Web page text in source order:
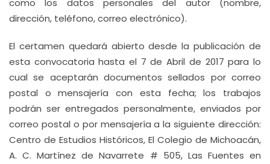
como los datos personales del autor (nombre,
dirección, teléfono, correo electrónico).
El certamen quedará abierto desde la publicación de
esta convocatoria hasta el 7 de Abril de 2017 para lo
cual se aceptarán documentos sellados por correo
postal o mensajería con esta fecha; los trabajos
podrán ser entregados personalmente, enviados por
correo postal o por mensajería a la siguiente dirección:
Centro de Estudios Históricos, El Colegio de Michoacán,
A. C. Martínez de Navarrete # 505, Las Fuentes en